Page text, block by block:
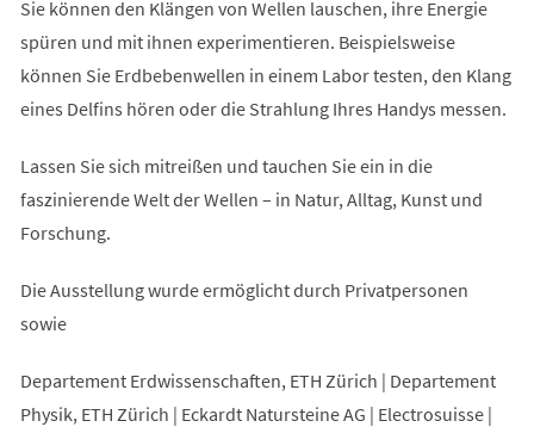
Sie können den Klängen von Wellen lauschen, ihre Energie
spüren und mit ihnen experimentieren. Beispielsweise
können Sie Erdbebenwellen in einem Labor testen, den Klang
eines Delfins hören oder die Strahlung Ihres Handys messen.
Lassen Sie sich mitreißen und tauchen Sie ein in die
faszinierende Welt der Wellen – in Natur, Alltag, Kunst und
Forschung.
Die Ausstellung wurde ermöglicht durch Privatpersonen
sowie
Departement Erdwissenschaften, ETH Zürich | Departement
Physik, ETH Zürich | Eckardt Natursteine AG | Electrosuisse |